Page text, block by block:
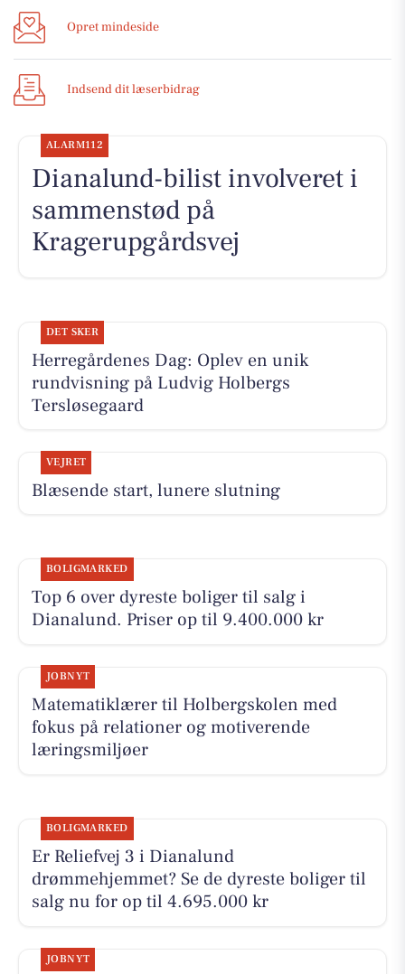
Opret mindeside
Indsend dit læserbidrag
ALARM112
Dianalund-bilist involveret i
sammenstød på
Kragerupgårdsvej
DET SKER
Herregårdenes Dag: Oplev en unik
rundvisning på Ludvig Holbergs
Tersløsegaard
VEJRET
Blæsende start, lunere slutning
BOLIGMARKED
Top 6 over dyreste boliger til salg i
Dianalund. Priser op til 9.400.000 kr
JOBNYT
Matematiklærer til Holbergskolen med
fokus på relationer og motiverende
læringsmiljøer
BOLIGMARKED
Er Reliefvej 3 i Dianalund
drømmehjemmet? Se de dyreste boliger til
salg nu for op til 4.695.000 kr
JOBNYT